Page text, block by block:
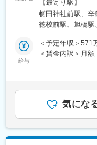
2年間、本社・支
践的なスキルを
きる環境を整えバ
■商工会議所との
同社は古くから
その歴史により
っかけを作りや
ます。
金融営業で一番
の連携強化によ
「生きるための
■業務内容
全国8000店以上
保険提案ができ
・販売戦略の立案
・商品勉強会や
新市街11-18 熊
全面禁煙＜勤務地
囲：会社の定め
【最寄り駅】
櫛田神社前駅、辛
徳校前駅、旭橋駅
給与
＜予定年収＞571
＜賃金内訳＞月
です。※転居を伴
宅補助（例：6万
賃金はあくまでも
性があります。
気にな